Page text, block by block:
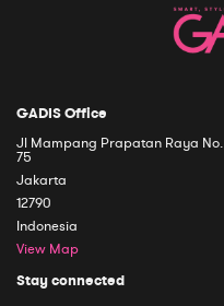
GADIS Office
Jl Mampang Prapatan Raya No.
75
Jakarta
12790
Indonesia
View Map
Stay connected